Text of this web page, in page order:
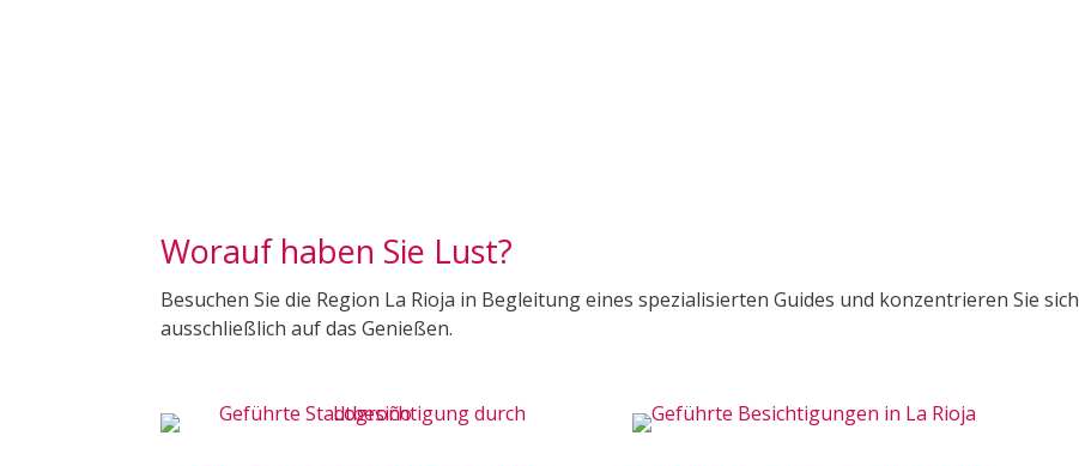
Worauf haben Sie Lust?
Besuchen Sie die Region La Rioja in Begleitung eines spezialisierten Guides und konzentrieren Sie sich
ausschließlich auf das Genießen.